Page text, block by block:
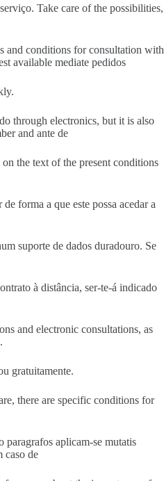
Take care of the possibilities,
and conditions for consultation with
available mediate pedidos
through electronics, but it is also
and ante de
the text of the present conditions
forma a que este possa acedar a
suporte de dados duradouro. Se
à distância, ser-te-á indicado
and electronic consultations, as
gratuitamente.
there are specific conditions for
paragrafos aplicam-se mutatis
caso de